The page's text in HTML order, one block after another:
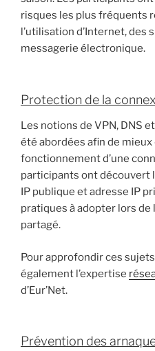
risques les plus fréquents
l’utilisation d’Internet, des
messagerie électronique.
Protection de la
Les notions de VPN, DNS
été abordées afin de
fonctionnement d’une
participants ont découvert
IP publique et adresse IP
pratiques à adopter lors de
partagé.
Pour approfondir ces
également l’expertise
d’Eur’Net.
Prévention des